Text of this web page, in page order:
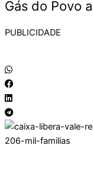
Gás do Povo
PUBLICIDADE